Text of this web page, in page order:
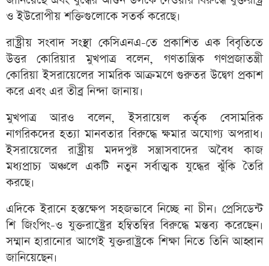
ও ইউরোপীয় শক্তিগুলোকে সতর্ক করেছে।
রাষ্ট্রীয় সংবাদ সংস্থা কেসিএনএ-তে প্রকাশিত এক বিবৃতিতে
উত্তর কোরিয়ার মুখপাত্র বলেন, গণতান্ত্রিক গণপ্রজাতন্ত্রী
কোরিয়া ইসরায়েলের সামরিক আক্রমণে গুরুতর উদ্বেগ প্রকাশ
করে এবং এর তীব্র নিন্দা জানায়।
মুখপাত্র আরও বলেন, ইসরায়েল কর্তৃক বেসামরিক
নাগরিকদের হত্যা মানবতার বিরুদ্ধে ক্ষমার অযোগ্য অপরাধ।
ইসরায়েলের রাষ্ট্রীয় মদদপুষ্ট সন্ত্রাসবাদের অবৈধ কাজ
মধ্যপ্রাচ্য অঞ্চলে একটি নতুন সর্বাত্মক যুদ্ধের ঝুঁকি তৈরি
করছে।
এদিকে ইরানে হস্তক্ষেপ সহজভাবে নিচ্ছে না চীন। প্রেসিডেন্ট
শি জিংপিং-ও যুক্তরাষ্ট্রের হম্বিতম্বির বিরুদ্ধে মন্তব্য করেছেন।
সম্মান হারানোর আগেই যুক্তরাষ্ট্রকে শিক্ষা নিতে তিনি আহ্বান
জানিয়েছেন।